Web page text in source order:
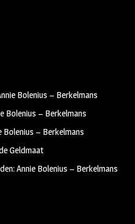
Bolenius – Berkelmans
Bolenius – Berkelmans
Bolenius – Berkelmans
Geldmaat
Annie Bolenius – Berkelmans